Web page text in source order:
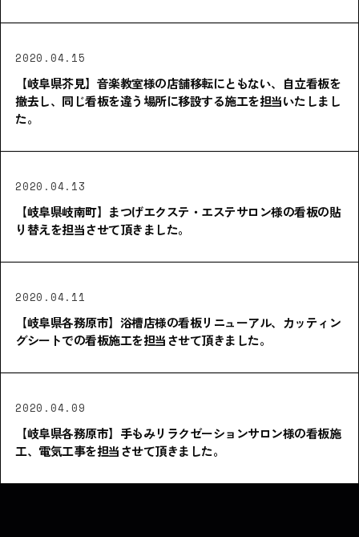
2020.04.15
【岐阜県芥見】音楽教室様の店舗移転にともない、自立看板を
撤去し、同じ看板を違う場所に移設する施工を担当いたしまし
た。
2020.04.13
【岐阜県岐南町】まつげエクステ・エステサロン様の看板の貼
り替えを担当させて頂きました。
2020.04.11
【岐阜県各務原市】浴槽店様の看板リニューアル、カッティン
グシートでの看板施工を担当させて頂きました。
2020.04.09
【岐阜県各務原市】手もみリラクゼーションサロン様の看板施
工、電気工事を担当させて頂きました。